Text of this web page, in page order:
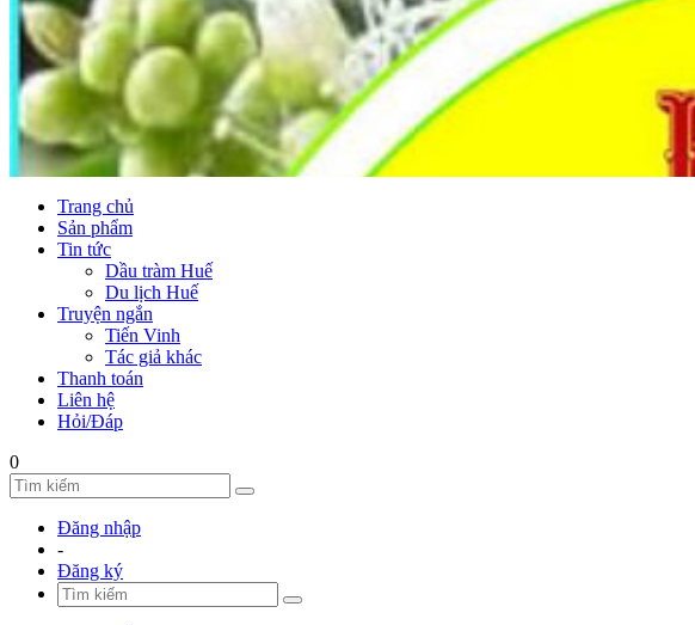
Trang chủ
Sản phẩm
Tin tức
Dầu tràm Huế
Du lịch Huế
Truyện ngắn
Tiến Vinh
Tác giả khác
Thanh toán
Liên hệ
Hỏi/Đáp
0
Đăng nhập
-
Đăng ký